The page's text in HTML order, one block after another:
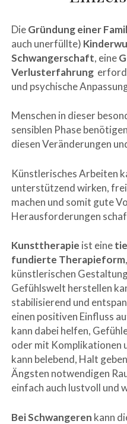
DieGründung einer
auch unerfüllte)
Schwangerschaft, eine
Verlusterfahrung
und psychische
Menschen in dieser
sensiblen Phase
diesen Veränderungen
Künstlerisches Arbeiten
unterstützend wirken,
machen und somit gute
Herausforderungen
Kunsttherapie ist eine
fundierte Therapieform
künstlerischen
Gefühlswelt herstellen
stabilisierend und
einen positiven Einfluss
kann dabei helfen,
oder mit Komplikationen
kann belebend, Halt
Ängsten notwendigen
einfach auch lustvoll und
Bei Schwangeren kann